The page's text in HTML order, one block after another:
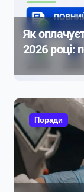
Як
2026 році:
Поради